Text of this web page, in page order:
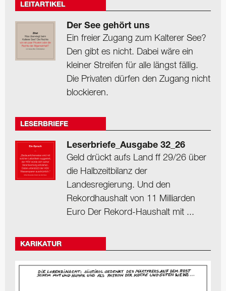
LEITARTIKEL
Der See gehört uns
Ein freier Zugang zum Kalterer See?
Den gibt es nicht. Dabei wäre ein
kleiner Streifen für alle längst fällig.
Die Privaten dürfen den Zugang nicht
blockieren.
LESERBRIEFE
Leserbriefe_Ausgabe 32_26
Geld drückt aufs Land ff 29/26 über
die Halbzeitbilanz der
Landesregierung. Und den
Rekordhaushalt von 11 Milliarden
Euro Der Rekord-Haushalt mit ...
KARIKATUR